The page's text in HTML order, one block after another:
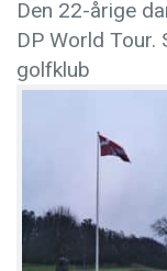
Den 22-årige
DP World Tour.
golfklub